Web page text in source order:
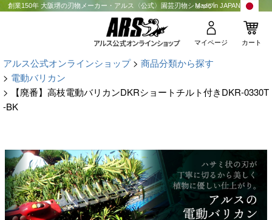
創業150年 大阪堺の刃物メーカー・アルス〈公式〉園芸刃物ショップMade in JAPAN
マイページ カート
アルス公式オンラインショップ
商品分類から探す
電動バリカン
【廃番】高枝電動バリカンDKRショートチルト付きDKR-0330T
-BK